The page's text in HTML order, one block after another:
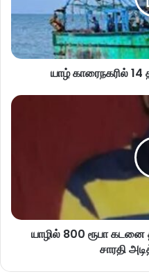
யாழ் காரைநகரில்
யாழில் 800 ரூபா கடனை
சாரதி